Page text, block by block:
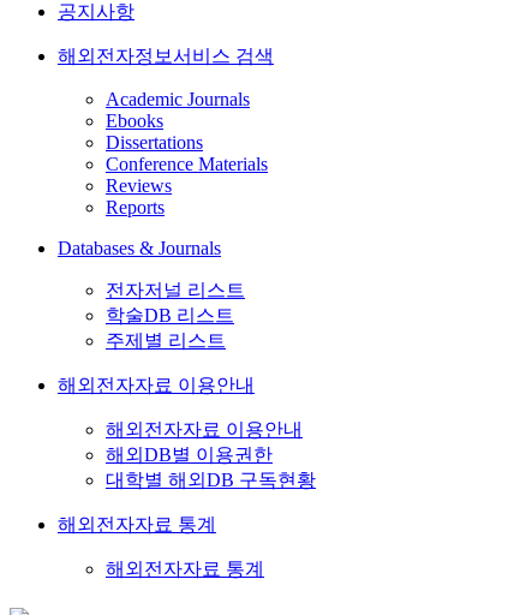
공지사항
해외전자정보서비스 검색
Academic Journals
Ebooks
Dissertations
Conference Materials
Reviews
Reports
Databases & Journals
전자저널 리스트
학술DB 리스트
주제별 리스트
해외전자자료 이용안내
해외전자자료 이용안내
해외DB별 이용권한
대학별 해외DB 구독현황
해외전자자료 통계
해외전자자료 통계